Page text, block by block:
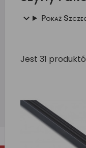
Pokaż
Jest 31